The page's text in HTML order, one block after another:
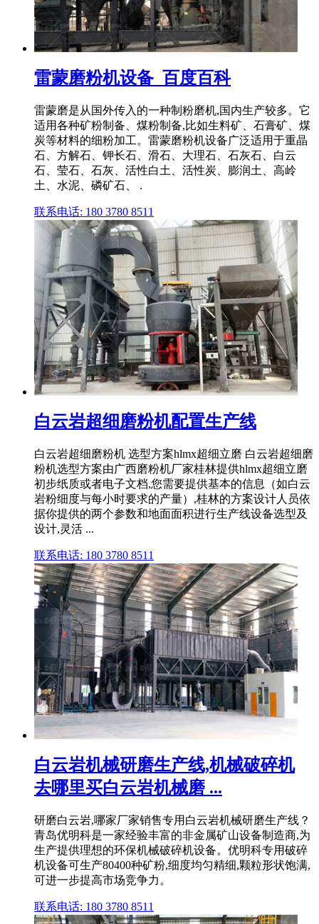
雷蒙磨粉机设备_百度百科
雷蒙磨是从国外传入的一种制粉磨机,国内生产较多。它
适用各种矿粉制备、煤粉制备,比如生料矿、石膏矿、煤
炭等材料的细粉加工。雷蒙磨粉机设备广泛适用于重晶
石、方解石、钾长石、滑石、大理石、石灰石、白云
石、莹石、石灰、活性白土、活性炭、膨润土、高岭
土、水泥、磷矿石、 .
联系电话: 180 3780 8511
白云岩超细磨粉机配置生产线
白云岩超细磨粉机 选型方案hlmx超细立磨 白云岩超细磨
粉机选型方案由广西磨粉机厂家桂林提供hlmx超细立磨
初步纸质或者电子文档,您需要提供基本的信息（如白云
岩粉细度与每小时要求的产量）,桂林的方案设计人员依
据你提供的两个参数和地面面积进行生产线设备选型及
设计,灵活 ...
联系电话: 180 3780 8511
白云岩机械研磨生产线,机械破碎机
去哪里买白云岩机械磨 ...
研磨白云岩,哪家厂家销售专用白云岩机械研磨生产线？
青岛优明科是一家经验丰富的非金属矿山设备制造商,为
生产提供理想的环保机械破碎机设备。优明科专用破碎
机设备可生产80400种矿粉,细度均匀精细,颗粒形状饱满,
可进一步提高市场竞争力。
联系电话: 180 3780 8511